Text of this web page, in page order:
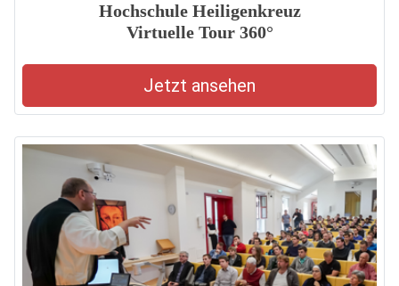
Hochschule Heiligenkreuz
Virtuelle Tour 360°
Jetzt ansehen